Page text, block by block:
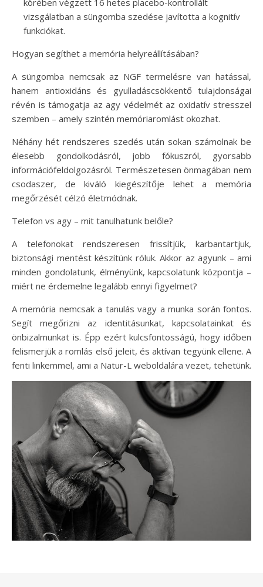
körében végzett 16 hetes placebo-kontrollált
vizsgálatban a süngomba szedése javította a kognitív
funkciókat.
Hogyan segíthet a memória helyreállításában?
A süngomba nemcsak az NGF termelésre van hatással,
hanem antioxidáns és gyulladáscsökkentő tulajdonságai
révén is támogatja az agy védelmét az oxidatív stresszel
szemben – amely szintén memóriaromlást okozhat.
Néhány hét rendszeres szedés után sokan számolnak be
élesebb gondolkodásról, jobb fókuszról, gyorsabb
információfeldolgozásról. Természetesen önmagában nem
csodaszer, de kiváló kiegészítője lehet a memória
megőrzését célzó életmódnak.
Telefon vs agy – mit tanulhatunk belőle?
A telefonokat rendszeresen frissítjük, karbantartjuk,
biztonsági mentést készítünk róluk. Akkor az agyunk – ami
minden gondolatunk, élményünk, kapcsolatunk központja –
miért ne érdemelne legalább ennyi figyelmet?
A memória nemcsak a tanulás vagy a munka során fontos.
Segít megőrizni az identitásunkat, kapcsolatainkat és
önbizalmunkat is. Épp ezért kulcsfontosságú, hogy időben
felismerjük a romlás első jeleit, és aktívan tegyünk ellene. A
fenti linkemmel, ami a Natur-L weboldalára vezet, tehetünk.